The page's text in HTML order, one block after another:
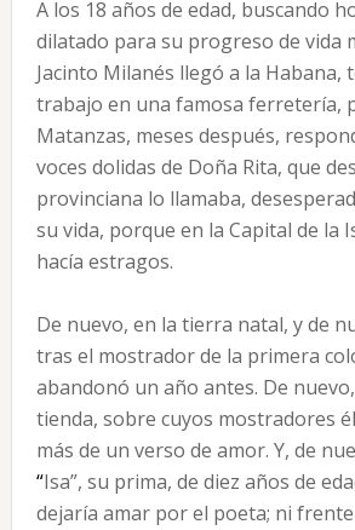
A los 18 años de edad, buscando
dilatado para su progreso de vida
Jacinto Milanés llegó a la Habana,
trabajo en una famosa ferretería,
Matanzas, meses después,
voces dolidas de Doña Rita, que
provinciana lo llamaba,
su vida, porque en la Capital de la
hacía estragos.
De nuevo, en la tierra natal, y de
tras el mostrador de la primera
abandonó un año antes. De
tienda, sobre cuyos mostradores
más de un verso de amor. Y, de
“Isa”, su prima, de diez años de
dejaría amar por el poeta; ni